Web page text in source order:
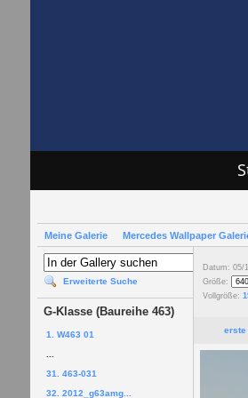
Meine Galerie Mercedes Wallpaper
Erweiterte Suche
G-Klasse (Baureihe 463)
1. W463 01
31. 463-031
32. 2012_g63amg...
Datum: 05/
Größe:
Vollgröße:
erste